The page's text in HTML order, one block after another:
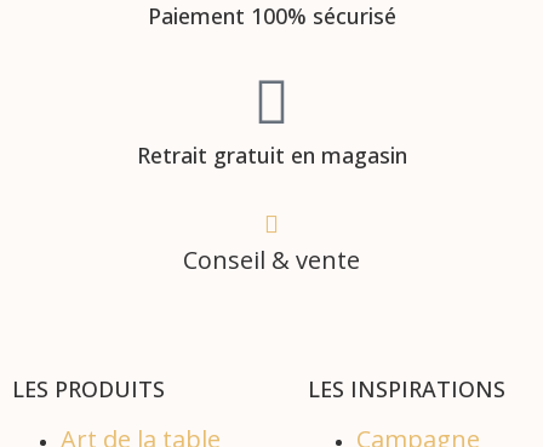
Paiement 100% sécurisé
Retrait gratuit en magasin
Conseil & vente
LES PRODUITS
Art de la table
LES INSPIRATIONS
Campagne